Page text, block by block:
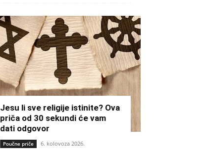
Jesu li sve religije istinite? Ova
priča od 30 sekundi će vam
dati odgovor
Poučne priče 6. kolovoza 2026.